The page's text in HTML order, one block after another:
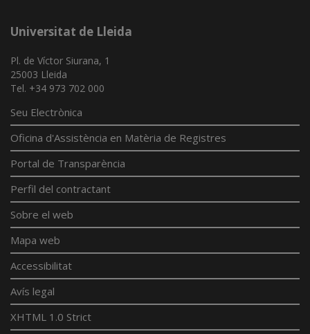
Universitat de Lleida
Pl. de Víctor Siurana, 1
25003 Lleida
Tel. +34 973 702 000
Seu Electrònica
Oficina d'Assistència en Matèria de Registres
Portal de Transparència
Perfil del contractant
Sobre el web
Mapa web
Accessibilitat
Avís legal
XHTML 1.0 Strict